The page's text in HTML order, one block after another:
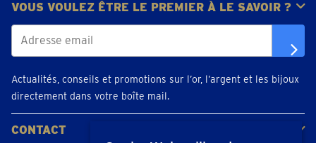
VOUS VOULEZ ÊTRE LE PREMIER À LE SAVOIR ?
Actualités, conseils et promotions sur l’or, l’argent et les bijoux
directement dans votre boîte mail.
CONTACT